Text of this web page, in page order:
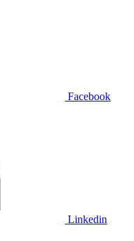
Facebook
Linkedin